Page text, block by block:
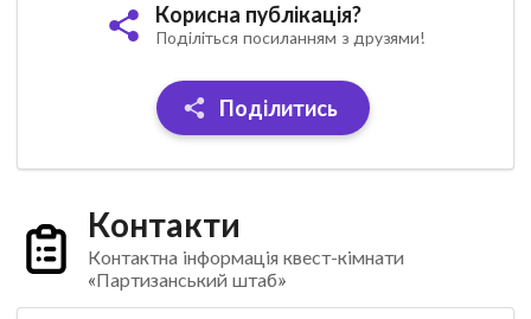
Корисна публікація?
Поділіться посиланням з друзями!
Поділитись
Контакти
Контактна інформація квест-кімнати
«Партизанський штаб»